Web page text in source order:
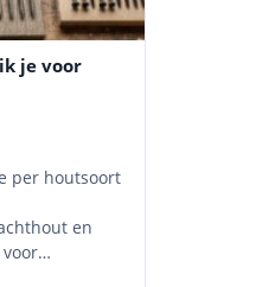
je voor
per houtsoort
en